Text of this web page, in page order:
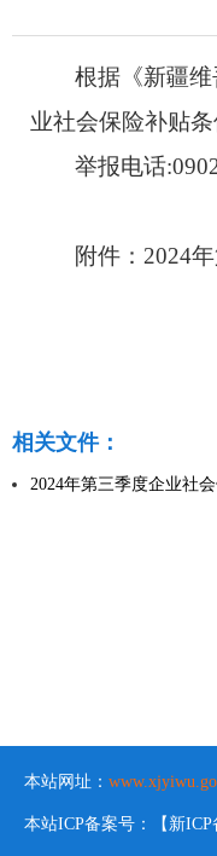
根据《新疆
业社会保险补贴
举报电话
附件 ：2024
相关文件：
2024年第三季度企业社
本站网址：
本站ICP备案号：【新ICP